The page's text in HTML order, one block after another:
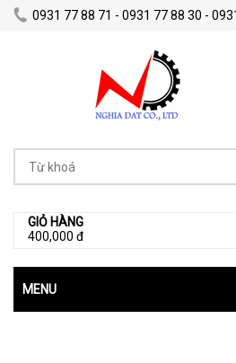
0931 77 88 71 - 0931 77 88 30 -
GIỎ HÀNG
400,000 đ
MENU